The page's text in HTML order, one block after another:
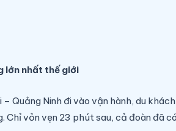
lớn nhất thế giới
Quảng Ninh đi vào vận hành, du
Chỉ vỏn vẹn 23 phút sau, cả đoàn đã